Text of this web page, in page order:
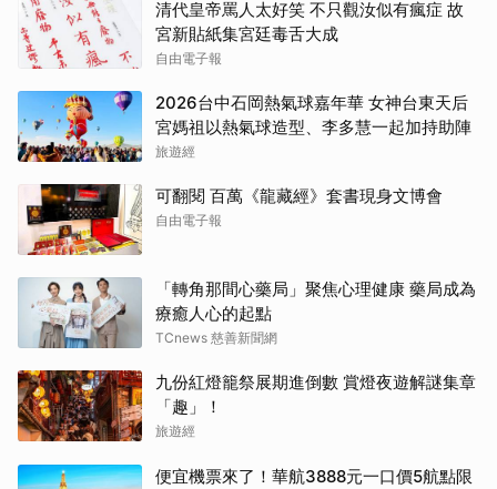
清代皇帝罵人太好笑 不只觀汝似有瘋症 故
宮新貼紙集宮廷毒舌大成
自由電子報
2026台中石岡熱氣球嘉年華 女神台東天后
宮媽祖以熱氣球造型、李多慧一起加持助陣
旅遊經
可翻閱 百萬《龍藏經》套書現身文博會
自由電子報
「轉角那間心藥局」聚焦心理健康 藥局成為
療癒人心的起點
TCnews 慈善新聞網
九份紅燈籠祭展期進倒數 賞燈夜遊解謎集章
「趣」！
旅遊經
便宜機票來了！華航3888元一口價5航點限